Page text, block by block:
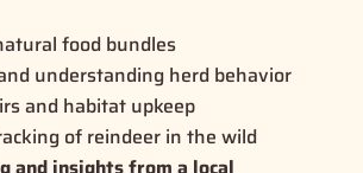
food bundles
understanding herd behavior
and habitat upkeep
of reindeer in the wild